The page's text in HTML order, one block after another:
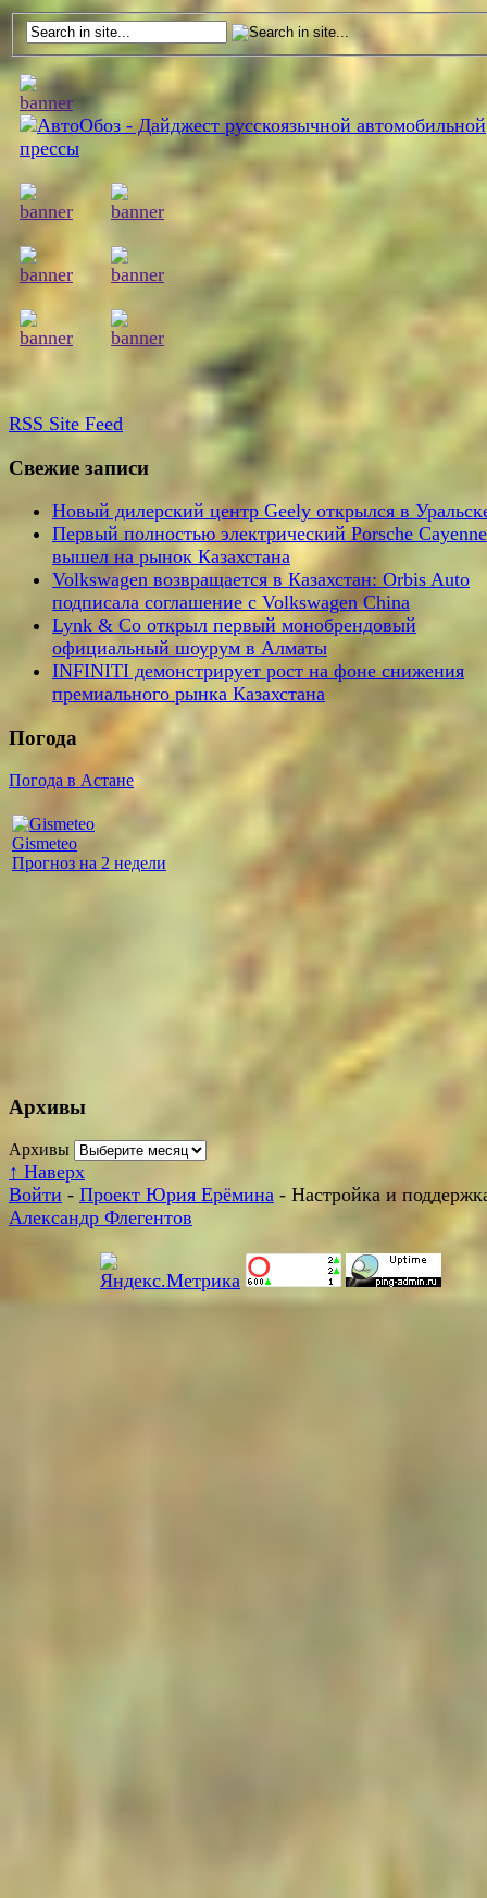
RSS Site Feed
Свежие записи
Новый дилерский центр Geely открылся в
Первый полностью электрический Porsche Cayenne
вышел на рынок Казахстана
Volkswagen возвращается в Казахстан: Orbis Auto
подписала соглашение с Volkswagen China
Lynk & Co открыл первый монобрендовый
официальный шоурум в Алматы
INFINITI демонстрирует рост на фоне снижения
премиального рынка Казахстана
Погода
Погода в Астане
Gismeteo
Прогноз на 2 недели
Архивы
Архивы
↑ Наверх
Войти - Проект Юрия Ерёмина - Настройка и
Александр Флегентов